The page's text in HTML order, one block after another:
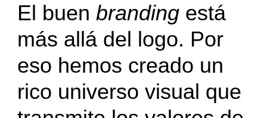
El buen branding está
más allá del logo. Por
eso hemos creado un
rico universo visual que